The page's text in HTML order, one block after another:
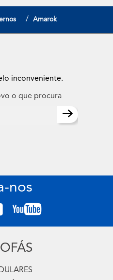
Amarok
inconveniente.
o que procura
nos